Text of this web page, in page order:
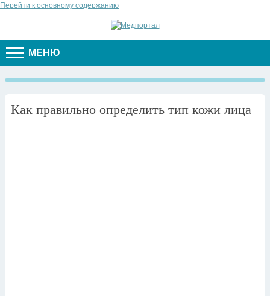
Перейти к основному содержанию
МЕНЮ
Как правильно определить тип кожи лица